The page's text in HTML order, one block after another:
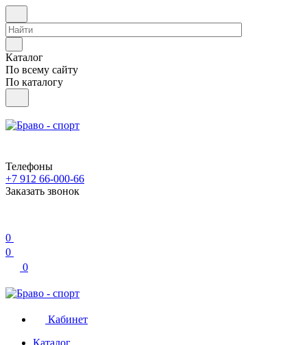
Каталог
По всему сайту
По каталогу
Телефоны
+7 912 66-000-66
Заказать звонок
0
0
0
Кабинет
Каталог